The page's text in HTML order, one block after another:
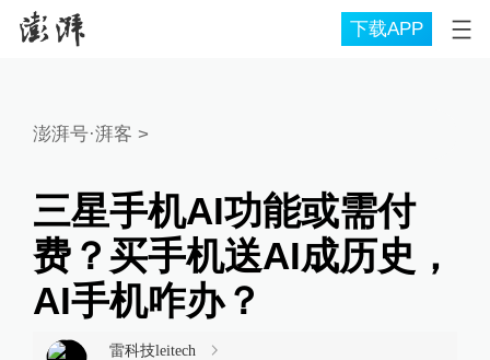
下载APP
澎湃号·湃客 >
三星手机AI功能或需付
费？买手机送AI成历史，
AI手机咋办？
雷科技leitech